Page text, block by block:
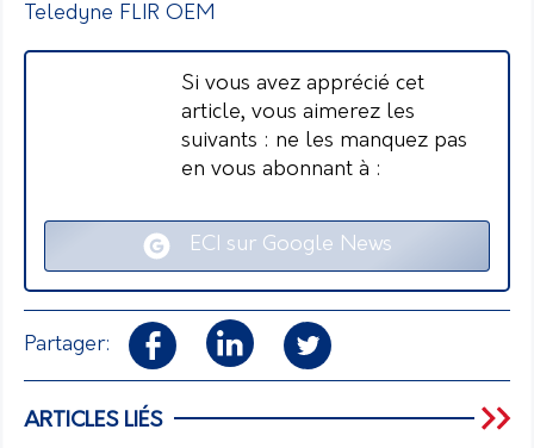
Teledyne FLIR OEM
Si vous avez apprécié cet
article, vous aimerez les
suivants : ne les manquez pas
en vous abonnant à :
ECI sur Google News
Partager:
ARTICLES LIÉS